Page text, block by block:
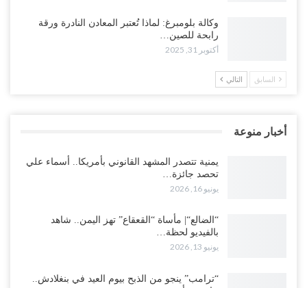
وكالة بلومبرغ: لماذا تُعتبر المعادن النادرة ورقة
رابحة للصين…
أكتوبر 31, 2025
السابق التالي
أخبار منوعة
يمنية تتصدر المشهد القانوني بأمريكا.. أسماء علي
تحصد جائزة…
يونيو 16, 2026
“الضالع“| مأساة “القعقاع” تهز اليمن.. شاهد
بالفيديو لحظة…
يونيو 13, 2026
“ترامب” ينجو من الذبح بيوم العيد في بنغلادش..